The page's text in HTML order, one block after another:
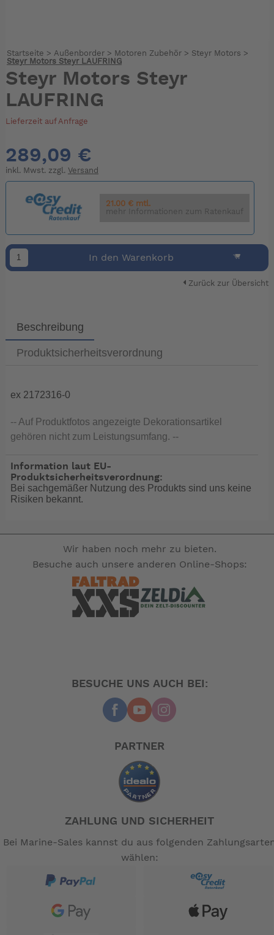
Startseite > Außenborder> Motoren Zubehör> Steyr Motors >
Steyr Motors Steyr LAUFRING
Steyr Motors Steyr
LAUFRING
Lieferzeit auf Anfrage
289,09 €
inkl. Mwst. zzgl. Versand
21.00 € mtl.
mehr Informationen zum Ratenkauf
In den Warenkorb
Zurück zur Übersicht
Beschreibung
Produktsicherheitsverordnung
ex 2172316-0
-- Auf Produktfotos angezeigte Dekorationsartikel
gehören nicht zum Leistungsumfang. --
Information laut EU-
Produktsicherheitsverordnung:
Bei sachgemäßer Nutzung des Produkts sind uns keine
Risiken bekannt.
Wir haben noch mehr zu bieten.
Besuche auch unsere anderen Online-Shops:
BESUCHE UNS AUCH BEI:
PARTNER
ZAHLUNG UND SICHERHEIT
Bei Marine-Sales kannst du aus folgenden
wählen: